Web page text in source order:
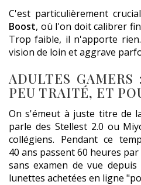
C'est particulièrement
Boost, où l'on doit calibrer
Trop faible, il n'apporte
vision de loin et aggrave
ADULTES GAMERS
PEU TRAITÉ, ET
On s'émeut à juste titre de
parle des Stellest 2.0 ou
collégiens. Pendant ce
40 ans passent 60 heures
sans examen de vue
lunettes achetées en ligne